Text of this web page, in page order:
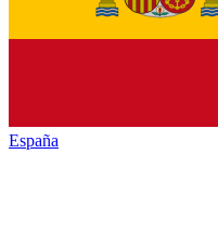
España